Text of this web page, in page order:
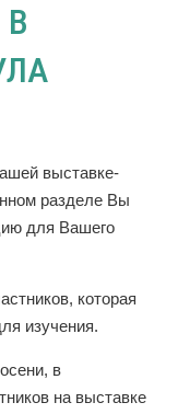
выставке-
разделе Вы
для Вашего
которая
изучения.
в
на выставке